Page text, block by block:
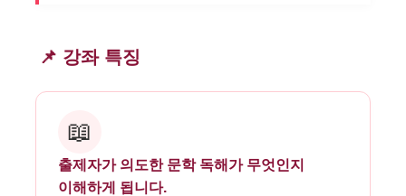
📌 강좌 특징
📖
출제자가 의도한 문학 독해가 무엇인지
이해하게 됩니다.